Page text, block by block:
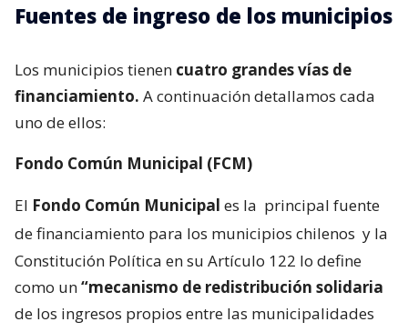
Fuentes de ingreso de los municipios
Los municipios tienen cuatro grandes vías de
financiamiento. A continuación detallamos cada
uno de ellos:
Fondo Común Municipal (FCM)
El Fondo Común Municipal es la principal fuente
de financiamiento para los municipios chilenos y la
Constitución Política en su Artículo 122 lo define
como un“mecanismo de redistribución solidaria
de los ingresos propios entre las municipalidades